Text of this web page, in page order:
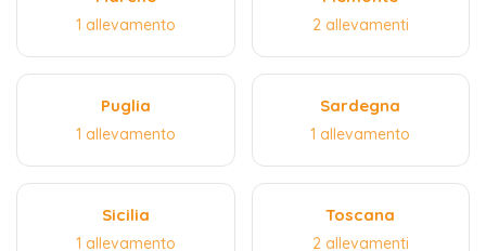
1 allevamento 2 allevamenti
Puglia
1 allevamento
Sardegna
1 allevamento
Sicilia
1 allevamento
Toscana
2 allevamenti